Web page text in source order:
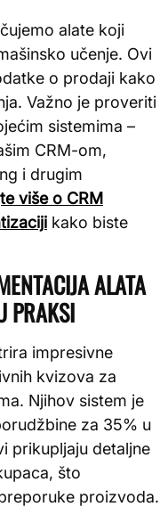
alate koji
učenje. Ovi
o prodaji kako
Važno je proveriti
sistemima –
CRM-om,
i drugim
više o CRM
kako biste
ALATA
PRAKSI
impresivne
kvizova za
Njihov sistem je
za 35% u
prikupljaju detaljne
što
proizvoda.